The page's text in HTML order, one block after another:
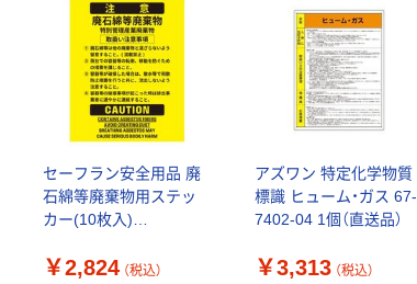
セーフラン安全用品 廃
石綿等廃棄物用ステッ
カー(10枚入)
(10枚入)（直送品）
￥2,824 （税込）
アズワン 特定化学物質
標識 ヒューム・ガス 67-
7402-04 1個（直送品）
￥3,313 （税込）